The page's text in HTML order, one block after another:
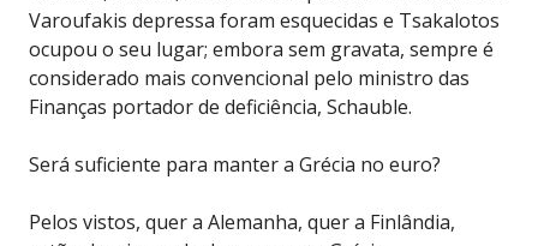
Varoufakis depressa foram esquecidas e Tsakalotos
ocupou o seu lugar; embora sem gravata, sempre é
considerado mais convencional pelo ministro das
Finanças portador de deficiência, Schauble.
Será suficiente para manter a Grécia no euro?
Pelos vistos, quer a Alemanha, quer a Finlândia,